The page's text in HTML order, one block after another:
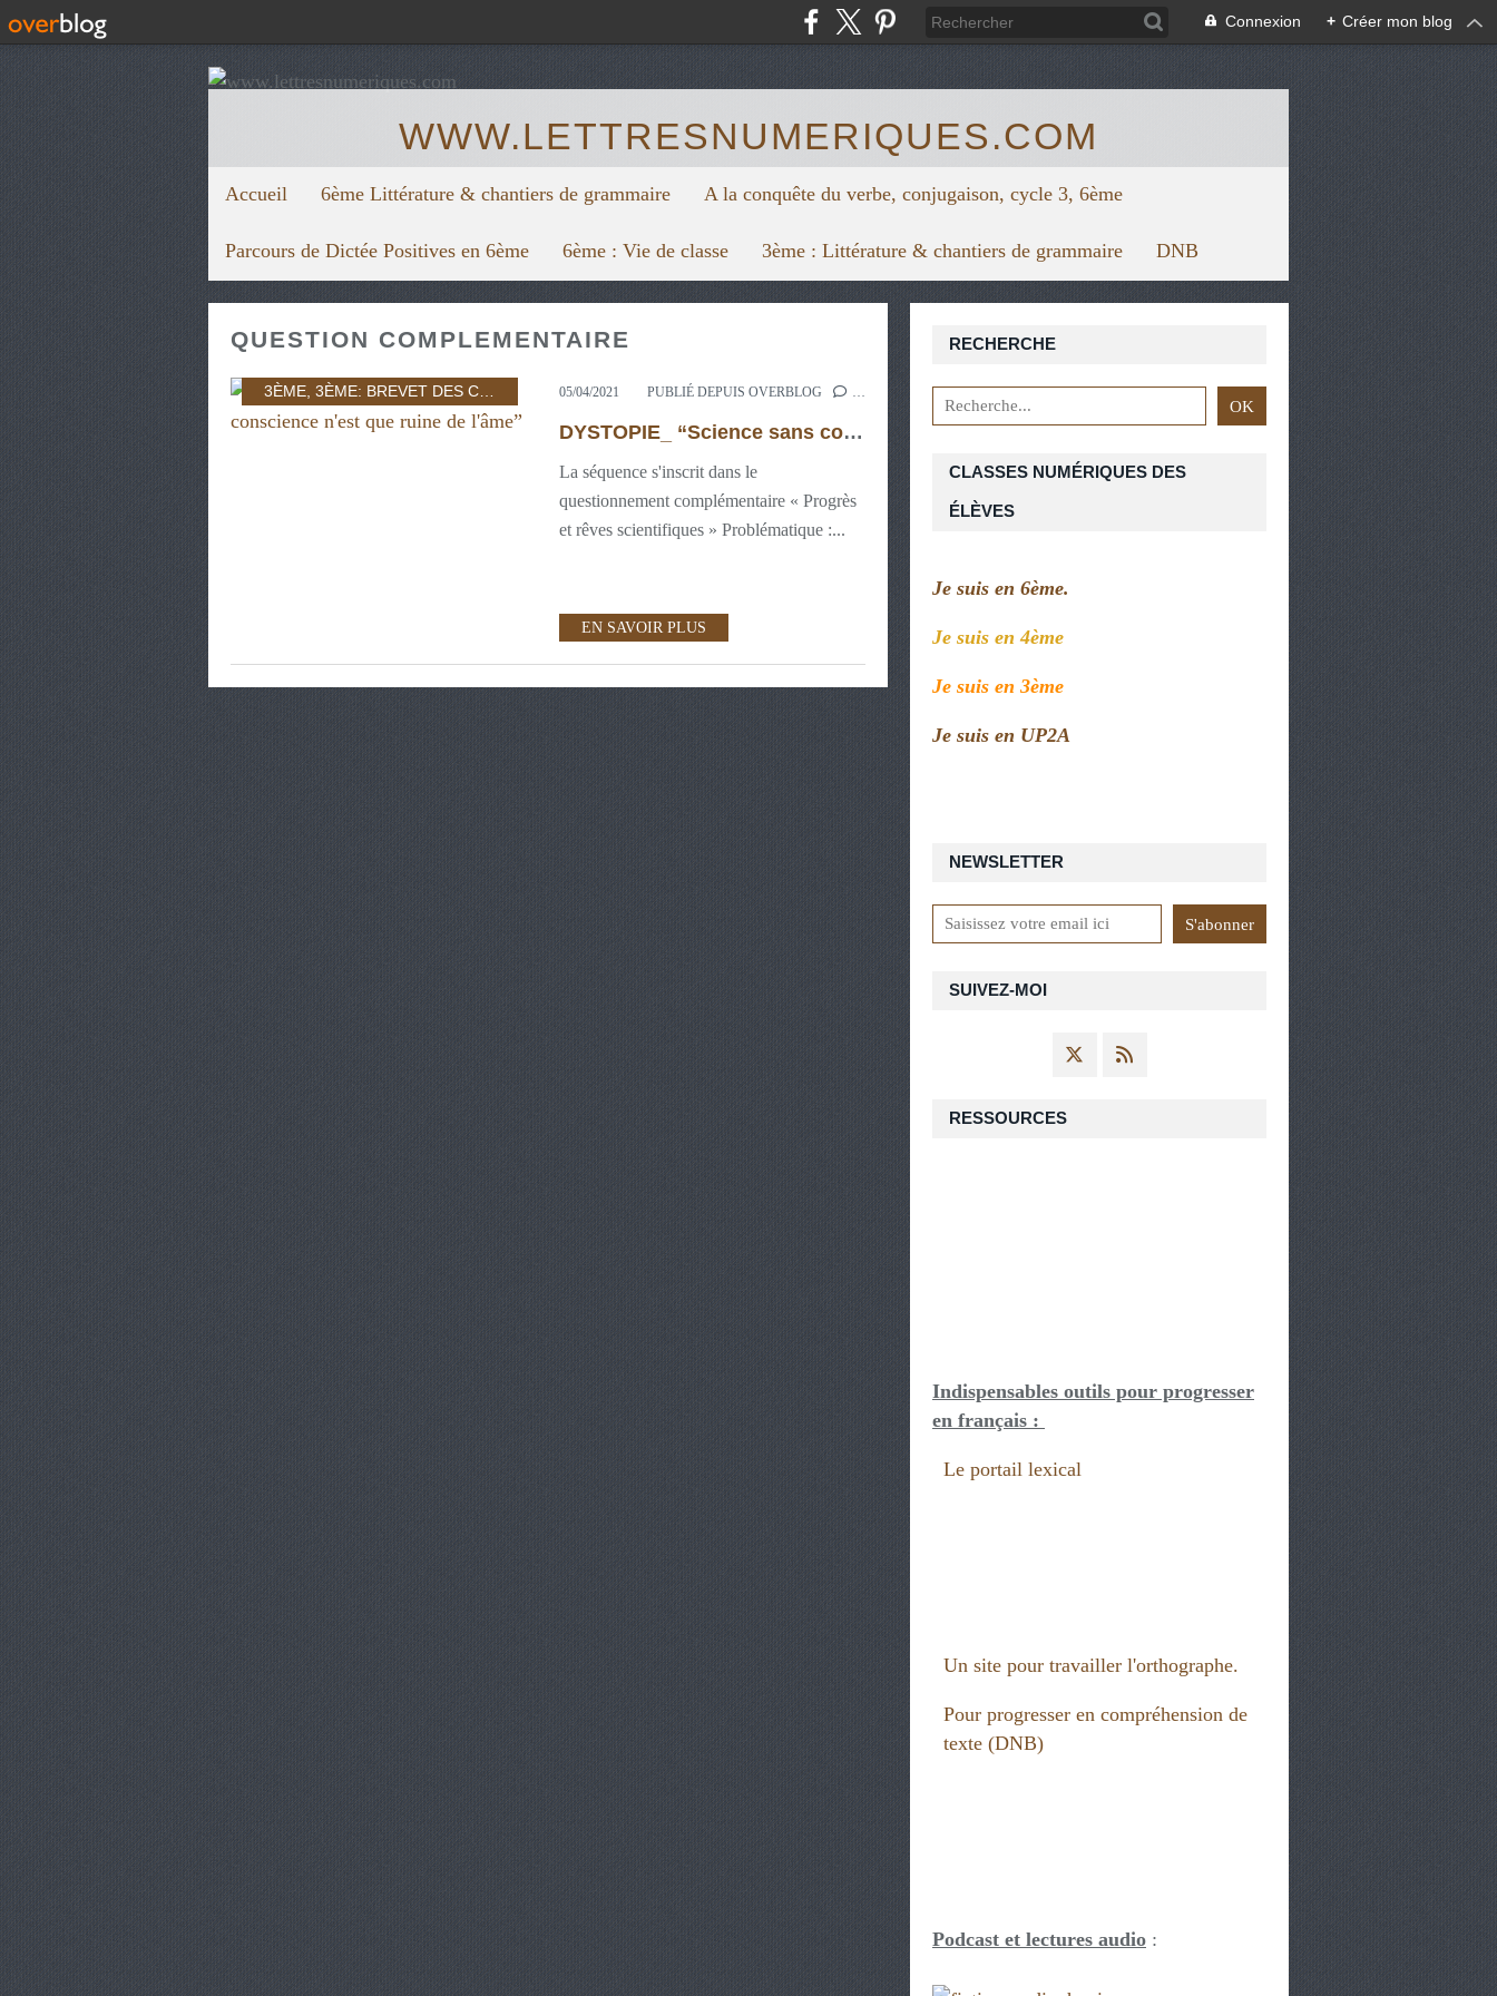
Connexion + Créer mon blog
WWW.LETTRESNUMERIQUES.COM
Accueil 6ème Littérature & chantiers de grammaire A la conquête du verbe, conjugaison, cycle 3, 6ème
Parcours de Dictée Positives en 6ème 6ème : Vie de classe 3ème : Littérature & chantiers de grammaire DNB
QUESTION COMPLEMENTAIRE
3ÈME, 3ÈME: BREVET DES COLLÈGES ,LIRE,HISTOIRE DES ARTS 3ÈME,PROGRAMME DE 3ÈME,QUESTION COMPLÉMENTAIRE
05/04/2021 PUBLIÉ DEPUIS OVERBLOG …
DYSTOPIE_ “Science sans conscience n'est que ruine de l'âme”
La séquence s'inscrit dans le
questionnement complémentaire « Progrès
et rêves scientifiques » Problématique :...
EN SAVOIR PLUS
NEWSLETTER
SUIVEZ-MOI
RECHERCHE
CLASSES NUMÉRIQUES DES
ÉLÈVES
Je suis en 6ème.
Je suis en 4ème
Je suis en 3ème
Je suis en UP2A
RESSOURCES
Indispensables outils pour progresser
en français :
Le portail lexical
Un site pour travailler l'orthographe.
Pour progresser en compréhension de
texte (DNB)
Podcast et lectures audio :
https://view.genial.ly/5f67624879626a0d7128f1bc/horizontal-